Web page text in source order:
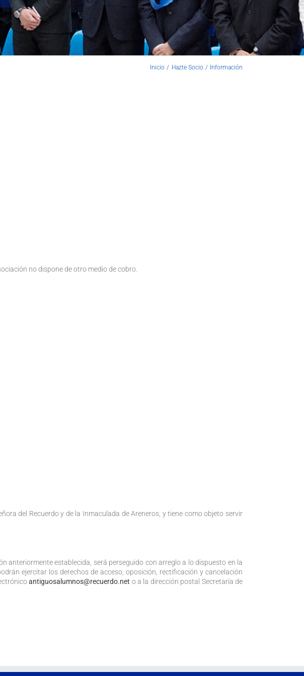
Inicio Hazte Socio Información
no dispone de otro medio de cobro.
del Recuerdo y de la Inmaculada de Areneros, y tiene como objeto servir
anteriormente establecida, será perseguido con arreglo a lo dispuesto en la
ejercitar los derechos de acceso, oposición, rectificación y cancelación
antiguosalumnos@recuerdo.net o a la dirección postal Secretaría de